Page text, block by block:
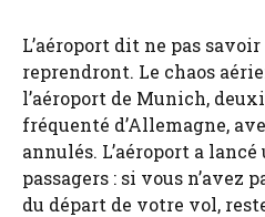
L’aéroport dit ne pas
reprendront. Le chaos
l’aéroport de Munich,
fréquenté d’Allemagne,
annulés. L’aéroport a
passagers : si vous n’avez
du départ de votre vol,